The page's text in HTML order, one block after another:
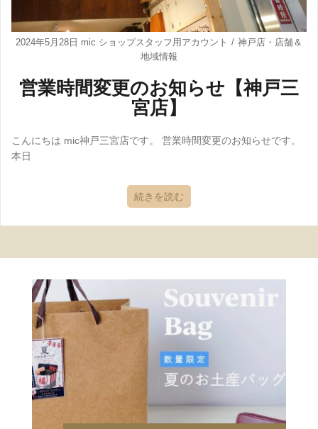
2024年5月28日 mic ショップスタッフ用アカウント 神戸店 ・ 店舗＆
地域情報
営業時間変更のお知らせ【神戸三
宮店】
こんにちは mic神戸三宮店です。 営業時間変更のお知らせです。
本日
続きを読む